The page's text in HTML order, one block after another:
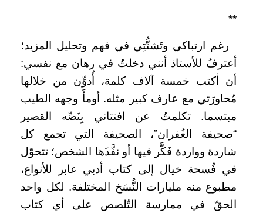
**
رغم ارتباكي وتَشتُّتِي في فهم وتحليل المزيد؛
أعترفُ للأستاذ أنني دخلتُ في رهان مع نفسي:
أن أكتب خمسة آلاف كلمة، أُدوِّن من خلالها
مُحاورَتي مع عارف كبير مثله. أومأَ وجهه الطيب
مبتسما. تكلمتُ عن افتتاني بِنَصِّه القصير
“صحيفة الغُفران”، الصحيفة التي تجمع كل
شاردة وواردة فَكَّر فيها أو نفَّذَها الشخص؛ تتحوّل
في فُسحة خيال إلى كتاب أدبي عابر للأنواع،
مطبوع منه مليارات النُّسَخ المختلفة. لكل واحد
الحقّ في ممارسة التّلصص على أي كتاب